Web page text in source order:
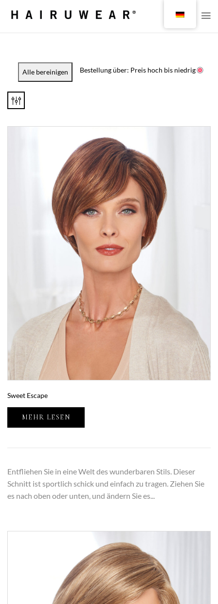
Alle bereinigen Bestellung über: Preis hoch bis niedrig
Sweet Escape
MEHR LESEN
Entfliehen Sie in eine Welt des wunderbaren Stils. Dieser
Schnitt ist sportlich schick und einfach zu tragen. Ziehen Sie
es nach oben oder unten, und ändern Sie es...